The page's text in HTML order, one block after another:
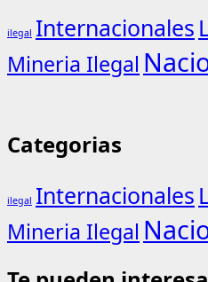
ilegal Internacionales
Mineria Ilegal
Categorias
ilegal Internacionales
Mineria Ilegal